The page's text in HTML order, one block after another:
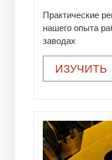
Практические
нашего опыта
заводах
ИЗУЧИТЬ